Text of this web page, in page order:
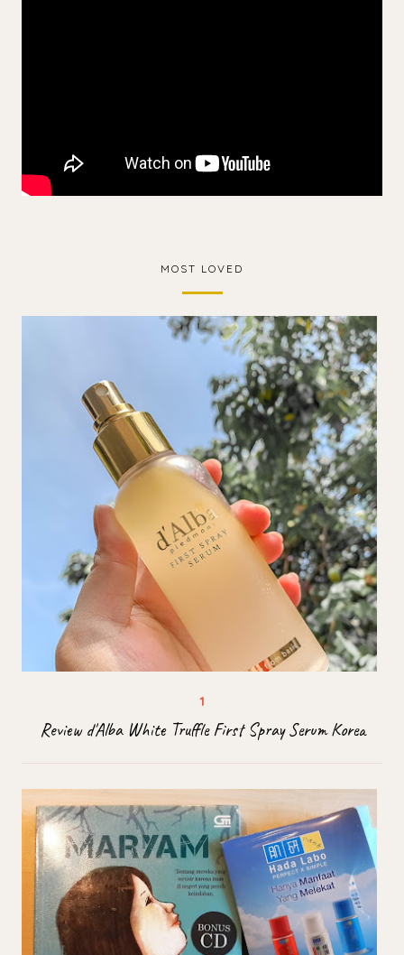
MOST LOVED
Review d'Alba White Truffle First Spray Serum Korea